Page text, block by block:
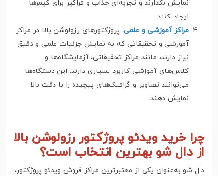
نمایش بگذارند و تجربه‌ای جذاب و فراگیر برای گیمرها
ایجاد کنند.
مراکز آموزشی و علمی: پروژکتورهای رزولوشن بالا در مراکز
آموزشی و تحقیقاتی که به نمایش جزئیات علمی و دقیق
نیاز دارند، مانند مراکز تحقیقاتی، آزمایشگاه‌ها و
کلاس‌های آموزشی کاربرد بسیاری دارند. این دستگاه‌ها
می‌توانند تصاویر و گرافیک‌های پیچیده را با دقت بالا
نمایش دهند.
چرا خرید ویدئو پروژکتور رزولوشن بالا
از دال شو بهترین انتخاب است؟
دال شو به‌عنوان یکی از معتبرترین مراکز فروش ویدئو پروژکتور،